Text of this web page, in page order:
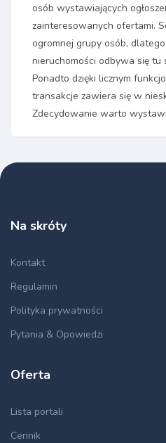
osób wystawiających
zainteresowanych ofertami.
ogromnej grupy osób,
nieruchomości odbywa się tu
Ponadto dzięki licznym
transakcje zawiera się w
Zdecydowanie warto
Na skróty
Kontakt
Regulamin
Polityka prywatności
Pytania & Opowiedzi
Oferta
Lista portali
Cennik